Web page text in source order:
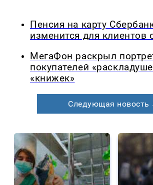
Пенсия на карту
изменится для клиентов
МегаФон раскрыл
покупателей
«книжек»
Следующая новость